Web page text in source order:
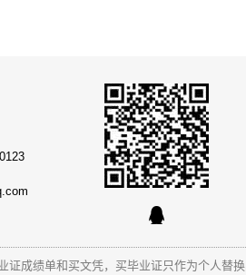
证成绩单和 买文凭，买毕业证只作为个人替